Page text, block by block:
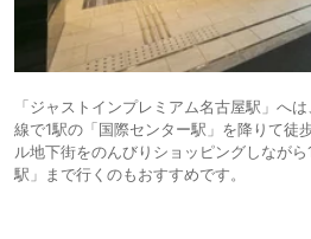
「ジャストインプレミアム名古屋駅」へ
線で1駅の「国際センター駅」を降りて徒
ル地下街をのんびりショッピングしなが
駅」まで行くのもおすすめです。